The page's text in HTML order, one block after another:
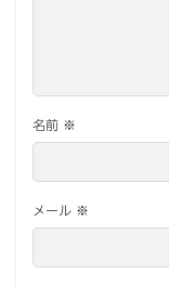
名前 ※
メール ※